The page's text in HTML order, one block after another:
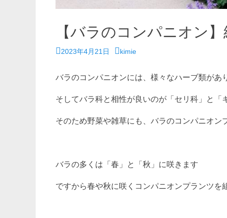
【バラのコンパニオン
投2023年4月21日
投kimie
バラのコンパニオンには、様々なハーブ類があ
そしてバラ科と相性が良いのが「セリ科」と「
そのため野菜や雑草にも、バラのコンパニオン
バラの多くは「春」と「秋」に咲きます
ですから春や秋に咲くコンパニオンプランツを